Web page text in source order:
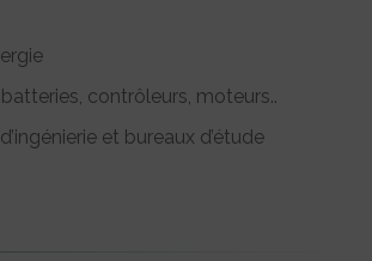
contrôleurs, moteurs..
et bureaux d’étude